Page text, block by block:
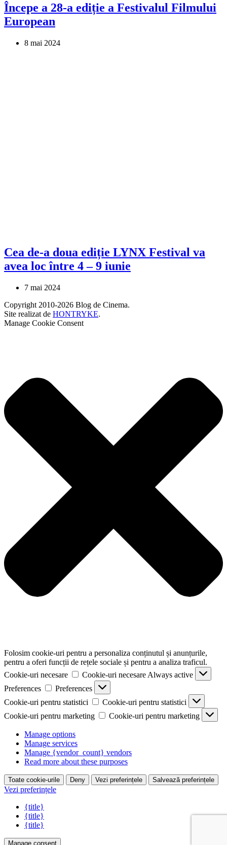
Începe a 28-a ediție a Festivalul Filmului
European
8 mai 2024
Cea de-a doua ediție LYNX Festival va
avea loc între 4 – 9 iunie
7 mai 2024
Copyright 2010-2026 Blog de Cinema.
Site realizat de HONTRYKE.
Manage Cookie Consent
Folosim cookie-uri pentru a personaliza conținutul și anunțurile,
pentru a oferi funcții de rețele sociale și pentru a analiza traficul.
Cookie-uri necesare
Cookie-uri necesare Always active
Preferences
Preferences
Cookie-uri pentru statistici
Cookie-uri pentru statistici
Cookie-uri pentru marketing
Cookie-uri pentru marketing
Manage options
Manage services
Manage {vendor_count} vendors
Read more about these purposes
Toate cookie-urile Deny Vezi preferințele Salvează preferințele
Vezi preferințele
{title}
{title}
{title}
Manage consent